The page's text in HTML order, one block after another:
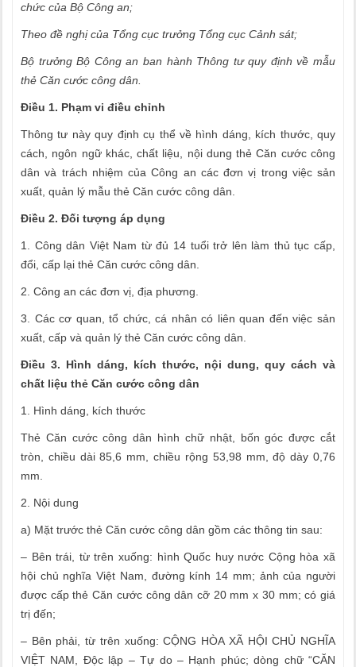
chức của Bộ Công an;
Theo đề nghị của Tổng cục trưởng Tổng cục Cảnh sát;
Bộ trưởng Bộ Công an ban hành Thông tư quy định về mẫu
thẻ Căn cước công dân.
Điều 1. Phạm vi điều chỉnh
Thông tư này quy định cụ thể về hình dáng, kích thước, quy
cách, ngôn ngữ khác, chất liệu, nội dung thẻ Căn cước công
dân và trách nhiệm của Công an các đơn vị trong việc sản
xuất, quản lý mẫu thẻ Căn cước công dân.
Điều 2. Đối tượng áp dụng
1. Công dân Việt Nam từ đủ 14 tuổi trở lên làm thủ tục cấp,
đổi, cấp lại thẻ Căn cước công dân.
2. Công an các đơn vị, địa phương.
3. Các cơ quan, tổ chức, cá nhân có liên quan đến việc sản
xuất, cấp và quản lý thẻ Căn cước công dân.
Điều 3. Hình dáng, kích thước, nội dung, quy cách và
chất liệu thẻ Căn cước công dân
1. Hình dáng, kích thước
Thẻ Căn cước công dân hình chữ nhật, bốn góc được cắt
tròn, chiều dài 85,6 mm, chiều rộng 53,98 mm, độ dày 0,76
mm.
2. Nội dung
a) Mặt trước thẻ Căn cước công dân gồm các thông tin sau:
– Bên trái, từ trên xuống: hình Quốc huy nước Cộng hòa xã
hội chủ nghĩa Việt Nam, đường kính 14 mm; ảnh của người
được cấp thẻ Căn cước công dân cỡ 20 mm x 30 mm; có giá
trị đến;
– Bên phải, từ trên xuống: CỘNG HÒA XÃ HỘI CHỦ NGHĨA
VIỆT NAM, Độc lập – Tự do – Hạnh phúc; dòng chữ “CĂN